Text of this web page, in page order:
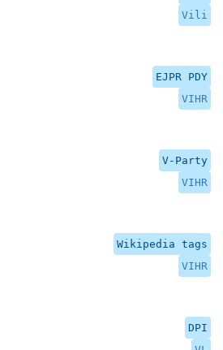
Vili
EJPR PDY
VIHR
V-Party
VIHR
Wikipedia tags
VIHR
DPI